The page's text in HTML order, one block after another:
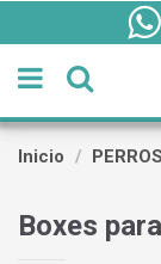
Inicio PERROS
Boxes